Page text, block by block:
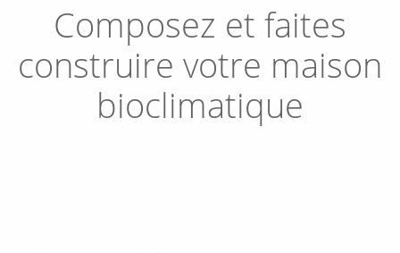
Composez et faites
construire votre maison
bioclimatique